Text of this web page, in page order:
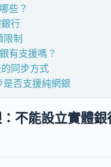
些？
行
限制
有支援嗎？
同步方式
是否支援純網銀
不能設立實體銀